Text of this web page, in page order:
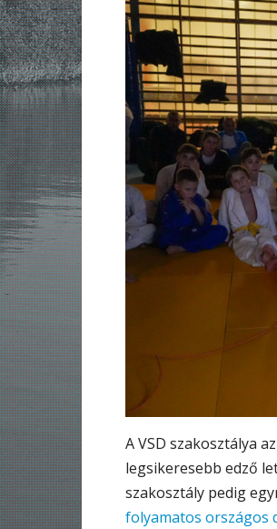
A VSD szakosztálya
legsikeresebb edző
szakosztály pedig
folyamatos országos